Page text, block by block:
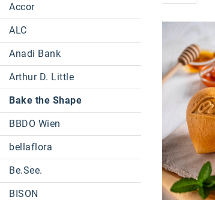
Accor
ALC
Anadi Bank
Arthur D. Little
Bake the Shape
BBDO Wien
bellaflora
Be.See.
BISON